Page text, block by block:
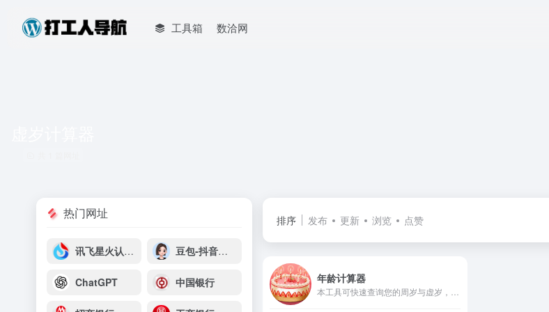
工具箱 数洽网
排序 发布 更新 浏览 点赞
年龄计算器
热门网址
讯飞星火认知大模型 豆包-抖音云雀平台
ChatGPT 中国银行